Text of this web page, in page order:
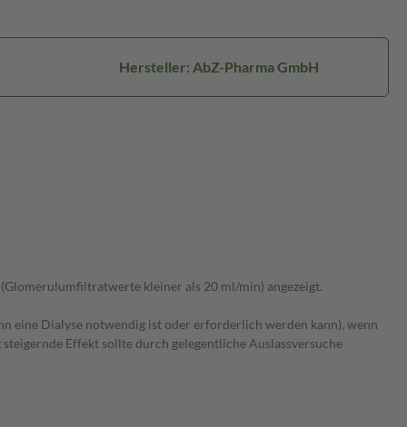
Hersteller: AbZ-Pharma GmbH
kleiner als 20 ml/min) angezeigt.
Dialyse notwendig ist oder erforderlich werden kann), wenn
Effekt sollte durch gelegentliche Auslassversuche